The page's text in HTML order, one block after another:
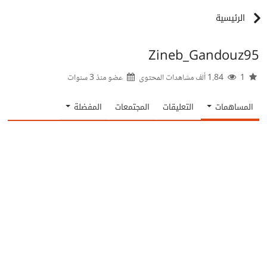
الرئيسية
Zineb_Gandouz95
عضو منذ3 سنوات
المساهمات التعليقات المجتمعات المفضلة